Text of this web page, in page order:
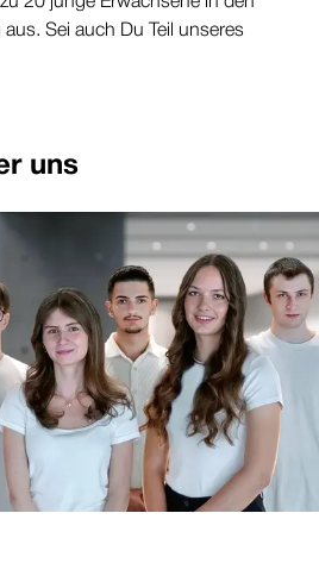
Sei auch Du Teil unseres
uns